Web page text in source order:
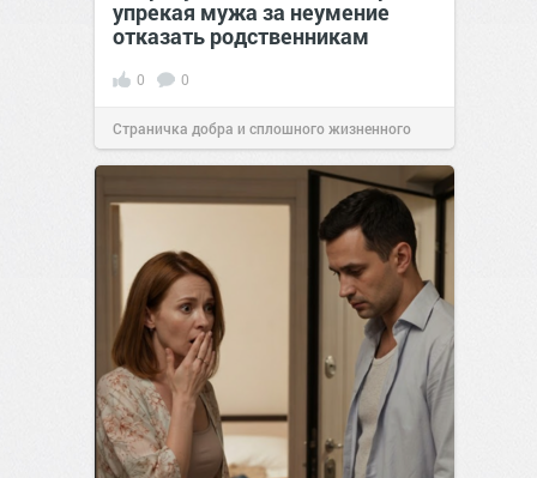
упрекая мужа за неумение
отказать родственникам
0 0
Страничка добра и сплошного жизненного
позитива!00:28Вчера